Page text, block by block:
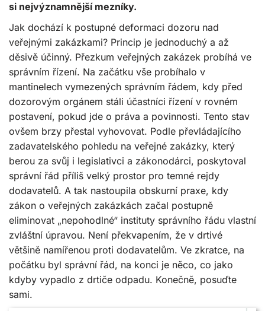
si nejvýznamnější mezníky.
Jak dochází k postupné deformaci dozoru nad
veřejnými zakázkami? Princip je jednoduchý a až
děsivě účinný. Přezkum veřejných zakázek probíhá ve
správním řízení. Na začátku vše probíhalo v
mantinelech vymezených správním řádem, kdy před
dozorovým orgánem stáli účastníci řízení v rovném
postavení, pokud jde o práva a povinnosti. Tento stav
ovšem brzy přestal vyhovovat. Podle převládajícího
zadavatelského pohledu na veřejné zakázky, který
berou za svůj i legislativci a zákonodárci, poskytoval
správní řád příliš velký prostor pro temné rejdy
dodavatelů. A tak nastoupila obskurní praxe, kdy
zákon o veřejných zakázkách začal postupně
eliminovat „nepohodlné“ instituty správního řádu vlastní
zvláštní úpravou. Není překvapením, že v drtivé
většině namířenou proti dodavatelům. Ve zkratce, na
počátku byl správní řád, na konci je něco, co jako
kdyby vypadlo z drtiče odpadu. Konečně, posuďte
sami.